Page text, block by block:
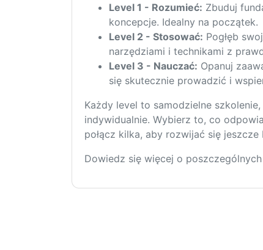
Level 1 - Rozumieć: Zbuduj
koncepcje. Idealny na początek.
Level 2 - Stosować: Pogłęb
narzędziami i technikami z
Level 3 - Nauczać: Opanuj
się skutecznie prowadzić i
Każdy level to samodzielne
indywidualnie. Wybierz to, co
połącz kilka, aby rozwijać się jeszcze
Dowiedz się więcej o